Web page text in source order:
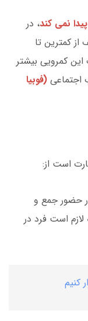
نمی کند، در
کمترین تا
کمرویی بیشتر
اجتماعی (فوبیا
است از:
حضور جمع و
است فرد در
کنیم